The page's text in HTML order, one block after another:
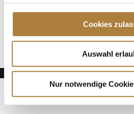
Cookies
Auswahl
Nur notwendige
100. Geburtstag von HGW: